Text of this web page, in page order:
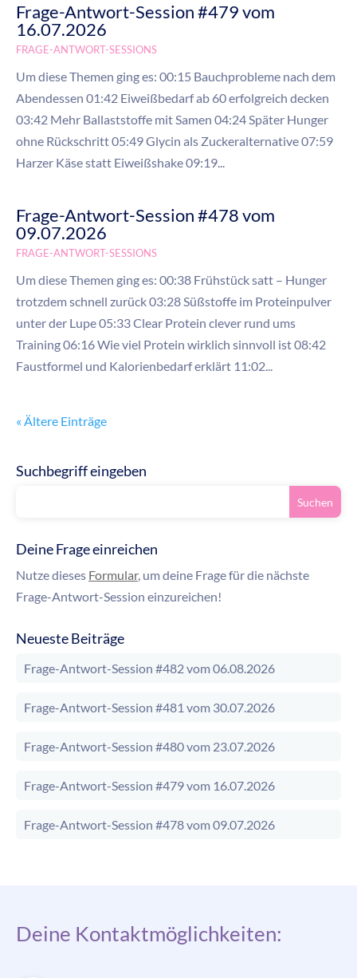
Frage-Antwort-Session #479 vom
16.07.2026
FRAGE-ANTWORT-SESSIONS
Um diese Themen ging es: 00:15 Bauchprobleme nach dem
Abendessen 01:42 Eiweißbedarf ab 60 erfolgreich decken
03:42 Mehr Ballaststoffe mit Samen 04:24 Später Hunger
ohne Rückschritt 05:49 Glycin als Zuckeralternative 07:59
Harzer Käse statt Eiweißshake 09:19...
Frage-Antwort-Session #478 vom
09.07.2026
FRAGE-ANTWORT-SESSIONS
Um diese Themen ging es: 00:38 Frühstück satt – Hunger
trotzdem schnell zurück 03:28 Süßstoffe im Proteinpulver
unter der Lupe 05:33 Clear Protein clever rund ums
Training 06:16 Wie viel Protein wirklich sinnvoll ist 08:42
Faustformel und Kalorienbedarf erklärt 11:02...
« Ältere Einträge
Suchbegriff eingeben
Deine Frage einreichen
Nutze dieses Formular, um deine Frage für die nächste
Frage-Antwort-Session einzureichen!
Neueste Beiträge
Frage-Antwort-Session #482 vom 06.08.2026
Frage-Antwort-Session #481 vom 30.07.2026
Frage-Antwort-Session #480 vom 23.07.2026
Frage-Antwort-Session #479 vom 16.07.2026
Frage-Antwort-Session #478 vom 09.07.2026
Deine Kontaktmöglichkeiten: